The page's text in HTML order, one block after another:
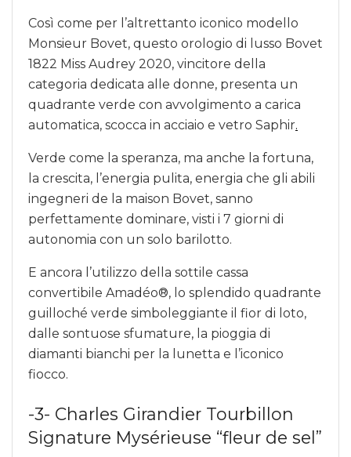
Così come per l’altrettanto iconico modello
Monsieur Bovet, questo orologio di lusso Bovet
1822 Miss Audrey 2020, vincitore della
categoria dedicata alle donne, presenta un
quadrante verde con avvolgimento a carica
automatica, scocca in acciaio e vetro Saphir.
Verde come la speranza, ma anche la fortuna,
la crescita, l’energia pulita, energia che gli abili
ingegneri de la maison Bovet, sanno
perfettamente dominare, visti i 7 giorni di
autonomia con un solo barilotto.
E ancora l’utilizzo della sottile cassa
convertibile Amadéo®, lo splendido quadrante
guilloché verde simboleggiante il fior di loto,
dalle sontuose sfumature, la pioggia di
diamanti bianchi per la lunetta e l’iconico
fiocco.
-3- Charles Girandier Tourbillon
Signature Mysérieuse “fleur de sel”